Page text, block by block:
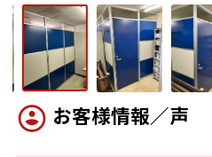
お客様情報／声